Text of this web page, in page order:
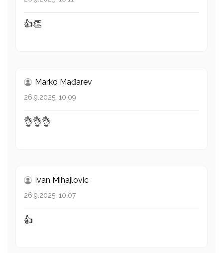
👍👏
Marko Mađarev
26.9.2025. 10:09
👌👌👌
Ivan Mihajlovic
26.9.2025. 10:07
👍